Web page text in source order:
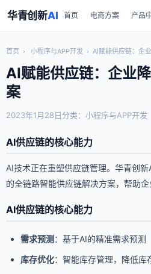
华青创新AI 首页 电商方案 产品
首页 › 小程序与APP开发 › AI赋能供应链：企
AI赋能供应链：企业
案
2023年1月28日分类：小程序与APP开发
AI供应链的核心能力
AI技术正在重塑供应链管理。华青创
的全链路智能供应链解决方案，帮助企
AI供应链的核心能力
需求预测 ：基于AI的精准需求预测
库存优化：智能库存管理，降低库